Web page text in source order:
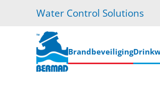
main
content
Water Control Solutions
Brandbeveiliging